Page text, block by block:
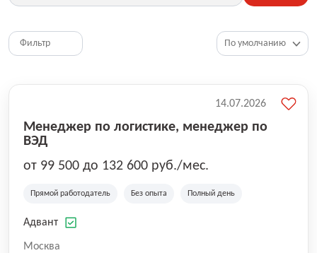
HR, управление персоналом
Топ менеджмент, руководители
Фильтр
Менеджер по логистике, менеджер по
ВЭД
от 99 500 до 132 600 руб./мес.
Прямой работодатель Без опыта Полный день
Адвант
Москва
14.07.2026